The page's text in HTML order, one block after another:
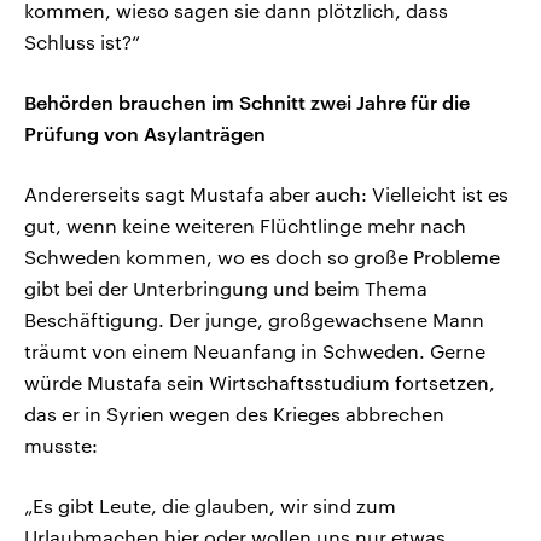
kommen, wieso sagen sie dann plötzlich, dass
Schluss ist?“
Behörden brauchen im Schnitt zwei Jahre für die
Prüfung von Asylanträgen
Andererseits sagt Mustafa aber auch: Vielleicht ist es
gut, wenn keine weiteren Flüchtlinge mehr nach
Schweden kommen, wo es doch so große Probleme
gibt bei der Unterbringung und beim Thema
Beschäftigung. Der junge, großgewachsene Mann
träumt von einem Neuanfang in Schweden. Gerne
würde Mustafa sein Wirtschaftsstudium fortsetzen,
das er in Syrien wegen des Krieges abbrechen
musste:
„Es gibt Leute, die glauben, wir sind zum